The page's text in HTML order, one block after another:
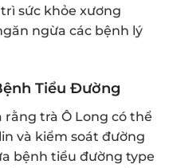
sức khỏe xương
ngừa các bệnh lý
Tiểu Đường
rằng trà Ô Long có thể
và kiểm soát đường
bệnh tiểu đường type